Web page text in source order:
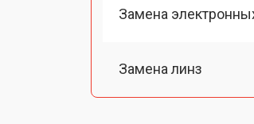
Замена
Замена линз